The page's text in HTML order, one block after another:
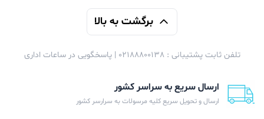
برگشت به بالا
تلفن ثابت پشتیبانی : 02188800138 | پاسخگویی در ساعات اداری
ارسال سریع به سراسر کشور
ارسال و تحویل سریع کلیه مرسولات به سرارسر کشور